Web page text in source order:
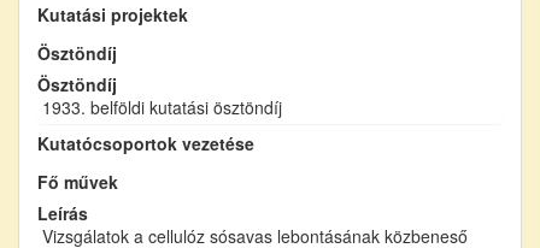
Kutatási projektek
Ösztöndíj
Ösztöndíj
1933. belföldi kutatási ösztöndíj
Kutatócsoportok vezetése
Fő művek
Leírás
Vizsgálatok a cellulóz sósavas lebontásának közbeneső